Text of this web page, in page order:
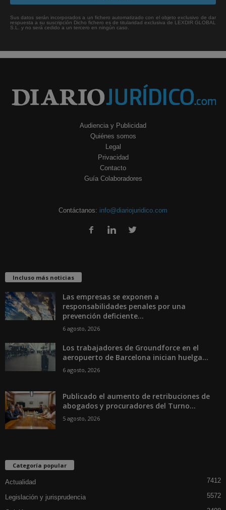
Sus datos serán incorporados a un fichero automatizado con el objeto exclusivo de dar
respuesta a su suscripción Dicho fichero es de titularidad exclusiva de LEXDIR GLOBAL
S.L. y no será cedido a un tercero en ningún caso.
Audiencia y Publicidad
Quiénes somos
Legal
Privacidad
Contacto
Guía Colaboradores
Contáctanos: info@diariojuridico.com
Incluso más noticias
Las empresas se exponen a
responsabilidades penales por una
prevención deficiente...
6 agosto, 2026
Los trabajadores de Groundforce en el
aeropuerto de Barcelona inician huelga...
6 agosto, 2026
Publicado el aumento de retribuciones de
abogados y procuradores del Turno...
5 agosto, 2026
Categoría popular
Actualidad 7412
Legislación y jurisprudencia 5572